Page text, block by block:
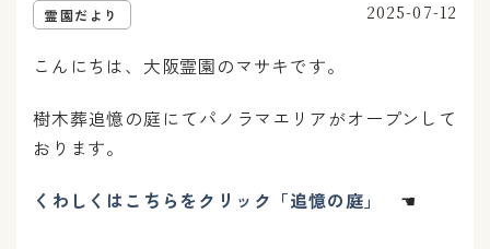
霊園だより 2025-07-12
こんにちは、大阪霊園のマサキです。
樹木葬追憶の庭にてパノラマエリアがオープンして
おります。
くわしくはこちらをクリック「追憶の庭」
☚